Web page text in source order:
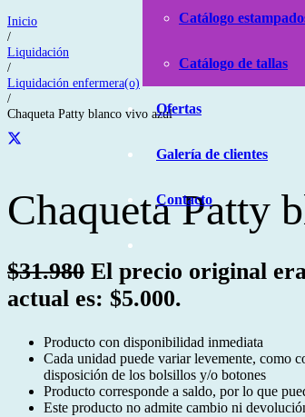
Catálogo
Catálogo de tallas
Ofertas
Galería de clientes
Contacto
Inicio
/
Liquidación
/
Liquidación enfermera(o)
/
Chaqueta Patty blanco vivo azul
Chaqueta Patty
$31.980 El precio original
actual es: $5.000.
Producto con disponibilidad inmediata
Cada unidad puede variar levemente, como
disposición de los bolsillos y/o botones
Producto corresponde a saldo, por lo que
Este producto no admite cambio ni